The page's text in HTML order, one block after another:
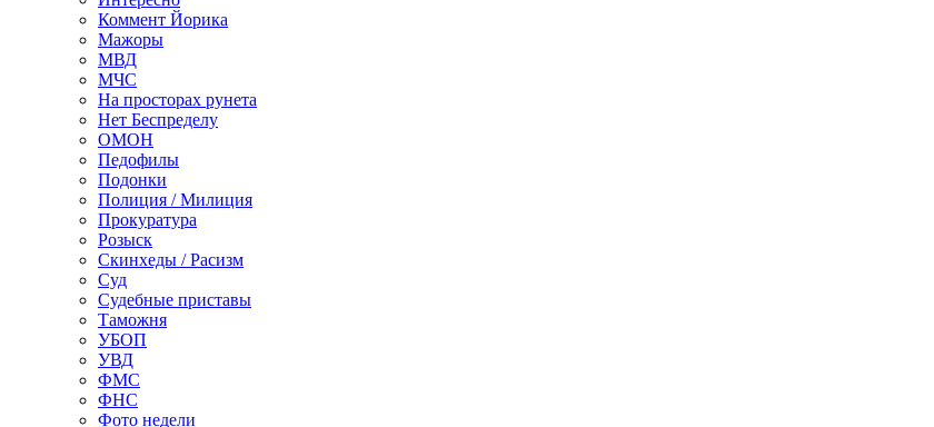
Коммент Йорика
Мажоры
МВД
МЧС
На просторах рунета
Нет Беспределу
ОМОН
Педофилы
Подонки
Полиция / Милиция
Прокуратура
Розыск
Скинхеды / Расизм
Суд
Судебные приставы
Таможня
УБОП
УВД
ФМС
ФНС
Фото недели